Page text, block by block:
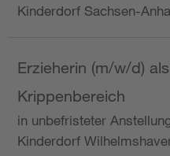
Kinderdorf Sachsen-
Erzieherin (m/w/d)
Krippenbereich
in unbefristeter
Kinderdorf